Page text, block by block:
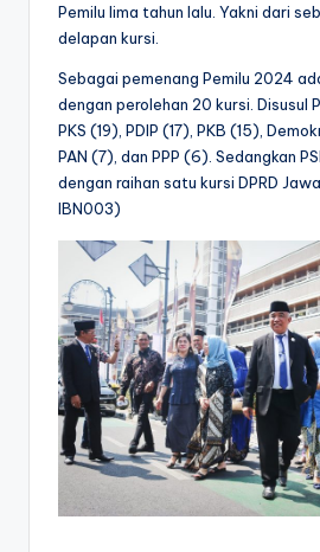
Pemilu lima tahun lalu. Yakni dari
delapan kursi.
Sebagai pemenang Pemilu 2024
dengan perolehan 20 kursi. Disusul
PKS (19), PDIP (17), PKB (15),
PAN (7), dan PPP (6). Sedangkan
dengan raihan satu kursi DPRD
IBN003)